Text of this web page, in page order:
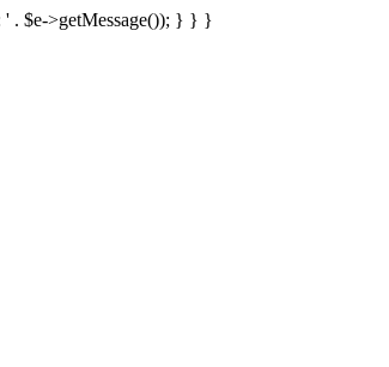
. $e->getMessage()); } } }